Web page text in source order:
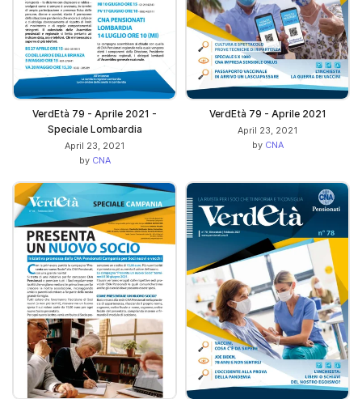
VerdEtà 79 - Aprile 2021 -
Speciale Lombardia
April 23, 2021
by CNA
VerdEtà 79 - Aprile 2021
April 23, 2021
by CNA